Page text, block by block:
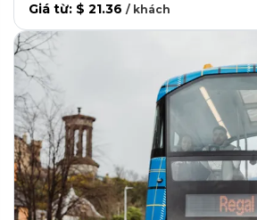
Giá từ: $ 21.36 / khách